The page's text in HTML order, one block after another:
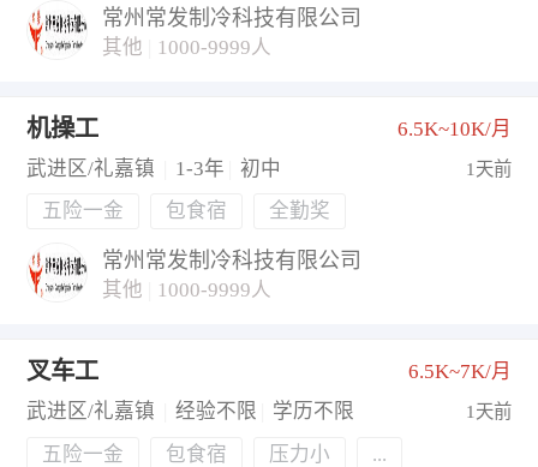
常州常发制冷科技有限公司
其他 1000-9999人
机操工
6.5K~10K/月
武进区/礼嘉镇
1-3年 初中 1天前
五险一金 包食宿 全勤奖
常州常发制冷科技有限公司
其他 1000-9999人
叉车工
6.5K~7K/月
武进区/礼嘉镇
经验不限 学历不限 1天前
五险一金 包食宿 压力小 ...